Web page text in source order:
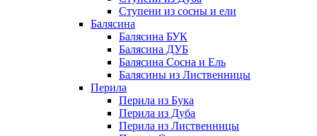
Ступени из сосны и ели
Балясина
Балясина БУК
Балясина ДУБ
Балясина Сосна и Ель
Балясины из Лиственницы
Перила
Перила из Бука
Перила из Дуба
Перила из Лиственницы